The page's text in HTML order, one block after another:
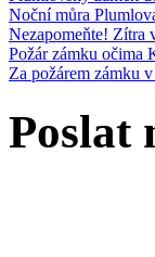
Noční můra
Nezapomeňte! Zítra
Požár zámku očima
Za požárem zámku
Poslat